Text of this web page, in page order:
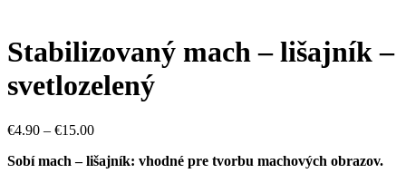
Stabilizovaný mach – lišajník –
svetlozelený
€4.90 – €15.00
Sobí mach – lišajník: vhodné pre tvorbu machových obrazov.